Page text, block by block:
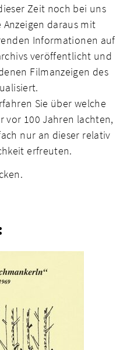
Zeit noch bei uns
daraus mit
Informationen auf
veröffentlicht und
Filmanzeigen des
Sie über welche
vor 100 Jahren lachten,
nur an dieser relativ
erfreuten.